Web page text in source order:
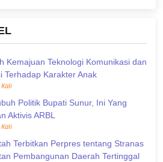
Kemajuan Teknologi Komunikasi dan
Terhadap Karakter Anak
Politik Bupati Sunur, Ini Yang
Aktivis ARBL
Terbitkan Perpres tentang Stranas
Pembangunan Daerah Tertinggal